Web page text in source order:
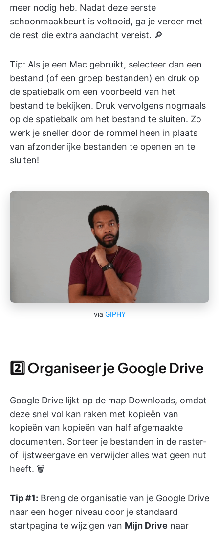
meer nodig heb. Nadat deze eerste
schoonmaakbeurt is voltooid, ga je verder met
de rest die extra aandacht vereist. 🔎
Tip: Als je een Mac gebruikt, selecteer dan een
bestand (of een groep bestanden) en druk op
de spatiebalk om een voorbeeld van het
bestand te bekijken. Druk vervolgens nogmaals
op de spatiebalk om het bestand te sluiten. Zo
werk je sneller door de rommel heen in plaats
van afzonderlijke bestanden te openen en te
sluiten!
via GIPHY
2️⃣ Organiseer je Google Drive
Google Drive lijkt op de map Downloads, omdat
deze snel vol kan raken met kopieën van
kopieën van kopieën van half afgemaakte
documenten. Sorteer je bestanden in de raster-
of lijstweergave en verwijder alles wat geen nut
heeft. 🗑
Tip #1: Breng de organisatie van je Google Drive
naar een hoger niveau door je standaard
startpagina te wijzigen van Mijn Drive naar